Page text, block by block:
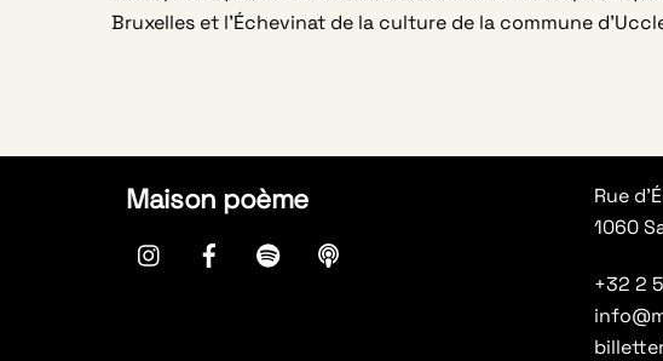
Bruxelles et l’Échevinat de la culture de la commune
Maison poème
instagramFacebookspotify
Rue
1060
+32 2